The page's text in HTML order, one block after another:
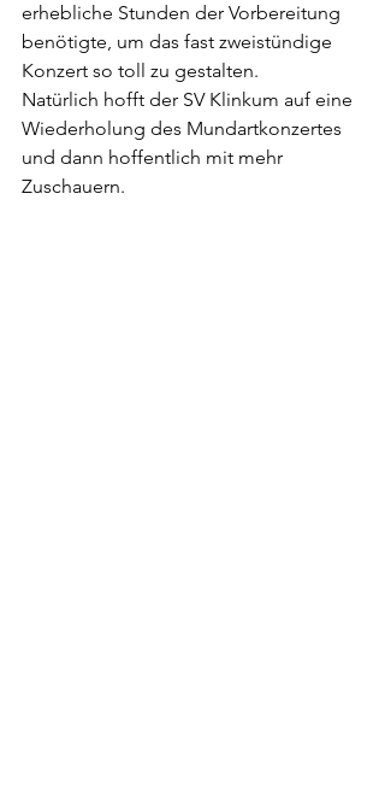
erhebliche Stunden der Vorbereitung
benötigte, um das fast zweistündige
Konzert so toll zu gestalten.
Natürlich hofft der SV Klinkum auf eine
Wiederholung des Mundartkonzertes
und dann hoffentlich mit mehr
Zuschauern.